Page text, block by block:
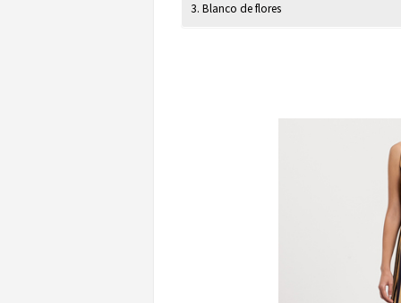
Blanco de flores